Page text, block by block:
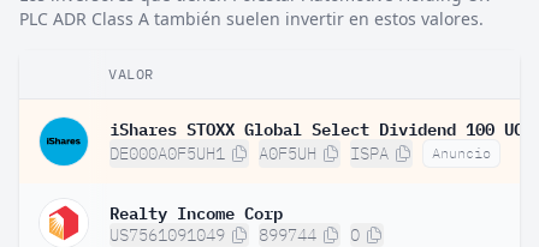
PLC ADR Class A también suelen invertir en estos valores.
VALOR
DE000A0F5UH1 A0F5UH ISPA Anuncio
Realty Income Corp
US7561091049 899744 O